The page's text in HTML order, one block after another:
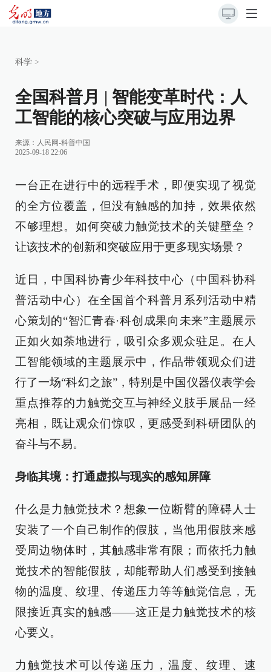
科学 >
全国科普月 | 智能变革时代：人
工智能的核心突破与应用边界
来源： 人民网-科普中国
2025-09-18 22:06
一台正在进行中的远程手术，即便实现了视觉
的全方位覆盖，但没有触感的加持，效果依然
不够理想。如何突破力触觉技术的关键壁垒？
让该技术的创新和突破应用于更多现实场景？
近日，中国科协青少年科技中心（中国科协科
普活动中心）在全国首个科普月系列活动中精
心策划的“智汇青春·科创成果向未来”主题展示
正如火如荼地进行，吸引众多观众驻足。在人
工智能领域的主题展示中，作品带领观众们进
行了一场“科幻之旅”，特别是中国仪器仪表学会
重点推荐的力触觉交互与神经义肢手展品一经
亮相，既让观众们惊叹，更感受到科研团队的
奋斗与不易。
身临其境：打通虚拟与现实的感知屏障
什么是力触觉技术？想象一位断臂的障碍人士
安装了一个自己制作的假肢，当他用假肢来感
受周边物体时，其触感非常有限；而依托力触
觉技术的智能假肢，却能帮助人们感受到接触
物的温度、纹理、传递压力等等触觉信息，无
限接近真实的触感——这正是力触觉技术的核
心要义。
力触觉技术可以传递压力，温度、纹理、速